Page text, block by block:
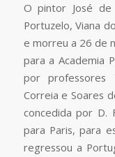
O pintor José
Portuzelo, Viana
e morreu a 26 de
para a Academia
por professores
Correia e Soares
concedida por D.
para Paris, para
regressou a